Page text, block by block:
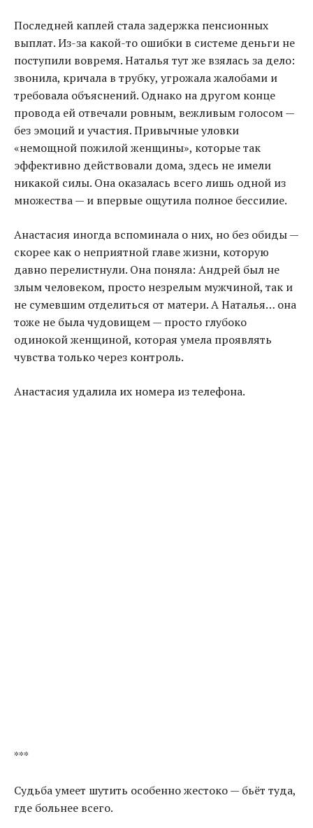
Последней каплей стала задержка пенсионных
выплат. Из-за какой-то ошибки в системе деньги не
поступили вовремя. Наталья тут же взялась за дело:
звонила, кричала в трубку, угрожала жалобами и
требовала объяснений. Однако на другом конце
провода ей отвечали ровным, вежливым голосом —
без эмоций и участия. Привычные уловки
«немощной пожилой женщины», которые так
эффективно действовали дома, здесь не имели
никакой силы. Она оказалась всего лишь одной из
множества — и впервые ощутила полное бессилие.
Анастасия иногда вспоминала о них, но без обиды —
скорее как о неприятной главе жизни, которую
давно перелистнули. Она поняла: Андрей был не
злым человеком, просто незрелым мужчиной, так и
не сумевшим отделиться от матери. А Наталья… она
тоже не была чудовищем — просто глубоко
одинокой женщиной, которая умела проявлять
чувства только через контроль.
Анастасия удалила их номера из телефона.
***
Судьба умеет шутить особенно жестоко — бьёт туда,
где больнее всего.